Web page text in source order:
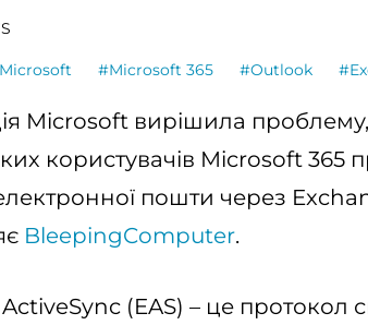
#Microsoft 365 #Outlook
Microsoft вирішила
користувачів Microsoft 365
пошти через
BleepingComputer.
(EAS) – це протокол